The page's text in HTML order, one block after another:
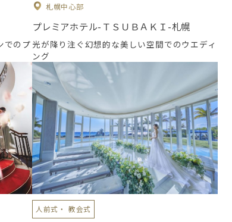
でのプ
札幌中心部
プレミアホテル-ＴＳＵＢＡＫＩ-札幌
光が降り注ぐ幻想的な美しい空間でのウエディ
ング
人前式・ 教会式